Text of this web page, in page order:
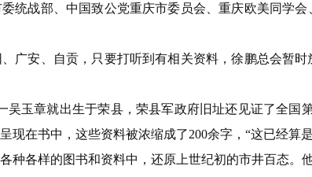
统战部、中国致公党重庆市委员会、重庆欧美同学
广安、自贡，只要打听到有相关资料，徐鹏总会暂
吴玉章就出生于荣县，荣县军政府旧址还见证了全国
现在书中，这些资料被浓缩成了200余字，“这已经算
种各样的图书和资料中，还原上世纪初的市井百态。